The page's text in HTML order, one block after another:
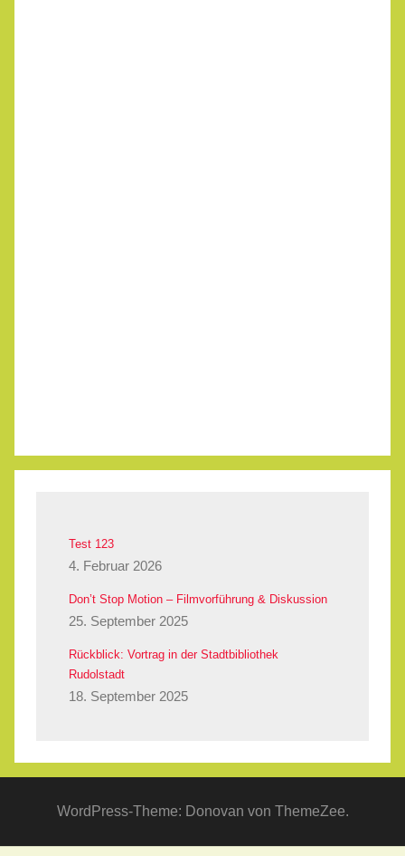
Test 123
4. Februar 2026
Don’t Stop Motion – Filmvorführung & Diskussion
25. September 2025
Rückblick: Vortrag in der Stadtbibliothek
Rudolstadt
18. September 2025
WordPress-Theme: Donovan von ThemeZee.